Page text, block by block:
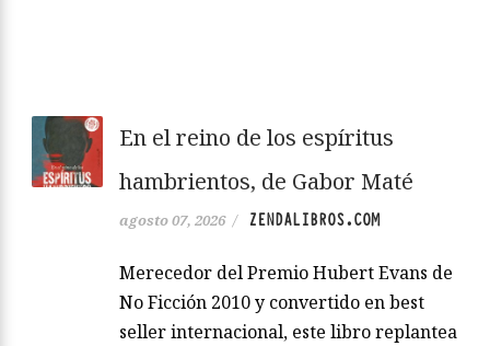
En el reino de los espíritus
hambrientos, de Gabor Maté
agosto 07, 2026 / ZENDALIBROS.COM
Merecedor del Premio Hubert Evans de
No Ficción 2010 y convertido en best
seller internacional, este libro replantea